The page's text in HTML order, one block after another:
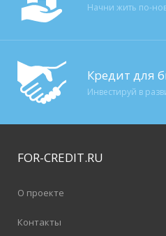
Начни жить по-
Кредит для
Инвестируй в
FOR-CREDIT.RU
О проекте
Контакты